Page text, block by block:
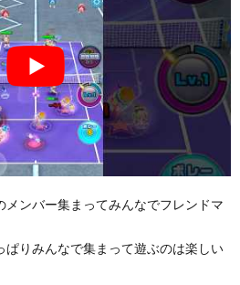
メンバー集まってみんなでフレンドマ
ぱりみんなで集まって遊ぶのは楽しい